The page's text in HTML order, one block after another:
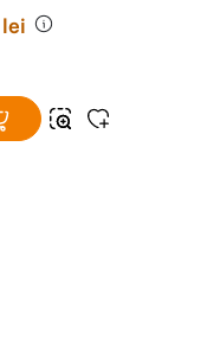
lei